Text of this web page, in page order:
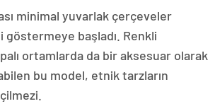
minimal yuvarlak çerçeveler
başladı. Renkli
ortamlarda da bir aksesuar olarak
bu model, etnik tarzların